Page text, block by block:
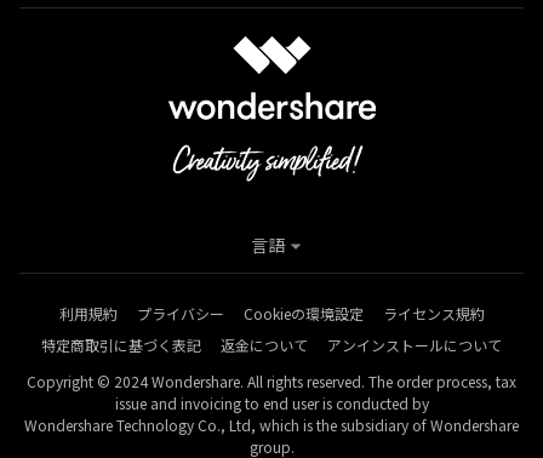
利用規約 プライバシー Cookieの環境設定
ライセンス規約
特定商取引に基づく表記
返金について
アンインストールについて
Copyright © 2024 Wondershare. All rights reserved. The order process, tax
issue and invoicing to end user is conducted by
Wondershare Technology Co., Ltd, which is the subsidiary of Wondershare
group.
言語